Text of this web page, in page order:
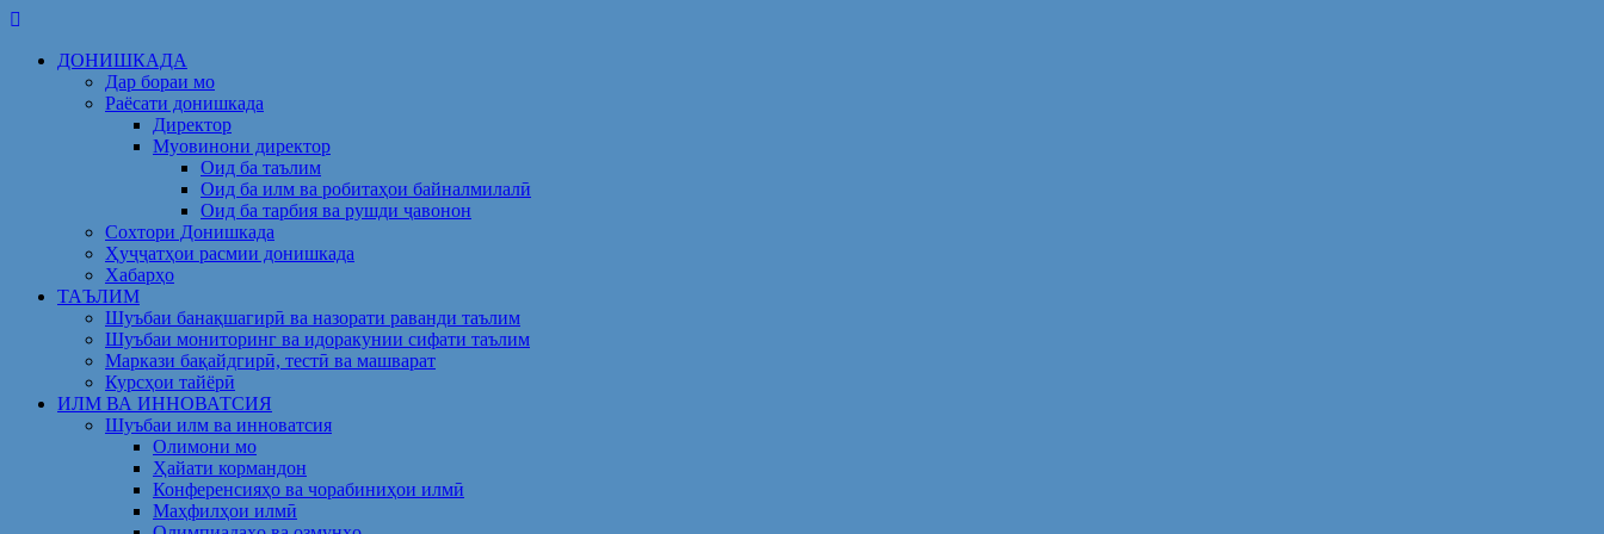
Skip
contentДОНИШКАДА
Дар бораи мо
Раёсати донишкада
Директор
Муовинони директор
Оид ба таълим
Оид ба илм ва робитаҳои байналмилалӣ
Оид ба тарбия ва рушди ҷавонон
Сохтори Донишкада
Ҳуҷҷатҳои расмии донишкада
Хабарҳо
ТАЪЛИМ
Шуъбаи банақшагирӣ ва назорати раванди таълим
Шуъбаи мониторинг ва идоракунии сифати таълим
Маркази бақайдгирӣ, тестӣ ва машварат
Курсҳои тайёрӣ
ИЛМ ВА ИННОВАТСИЯ
Шуъбаи илм ва инноватсия
Олимони мо
Ҳайати кормандон
Конференсияҳо ва чорабиниҳои илмӣ
Маҳфилҳои илмӣ